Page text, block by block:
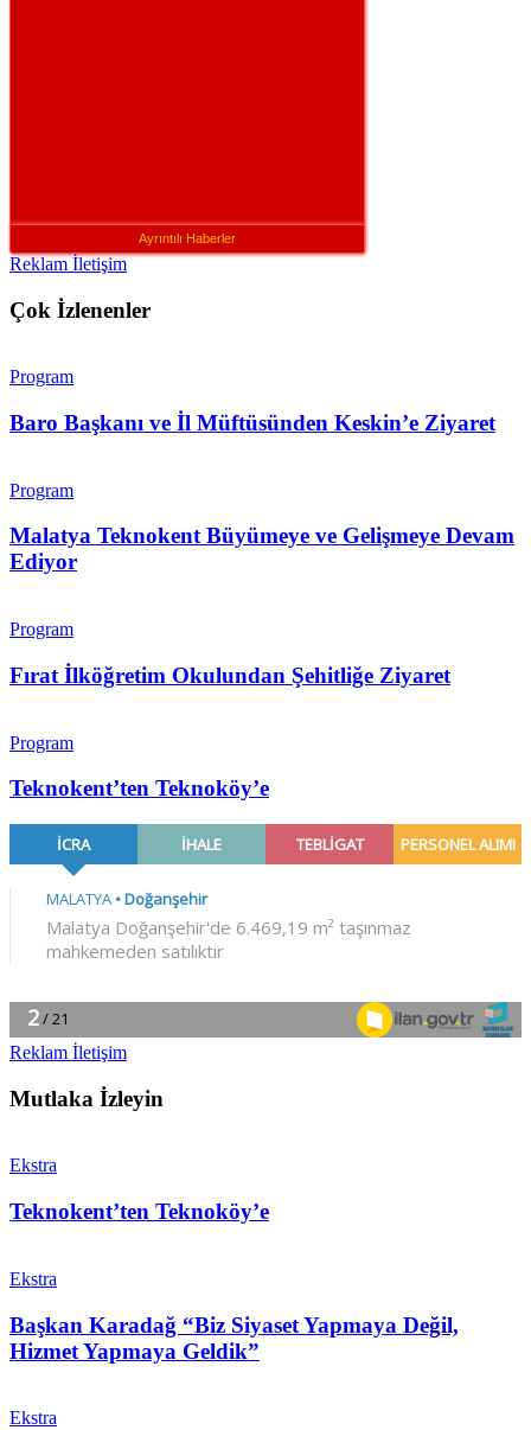
Ayrıntılı Haberler
Reklam İletişim
Çok İzlenenler
Program
Baro Başkanı ve İl Müftüsünden Keskin’e Ziyaret
Program
Malatya Teknokent Büyümeye ve Gelişmeye Devam
Ediyor
Program
Fırat İlköğretim Okulundan Şehitliğe Ziyaret
Program
Teknokent’ten Teknoköy’e
Reklam İletişim
Mutlaka İzleyin
Ekstra
Teknokent’ten Teknoköy’e
Ekstra
Başkan Karadağ “Biz Siyaset Yapmaya Değil,
Hizmet Yapmaya Geldik”
Ekstra